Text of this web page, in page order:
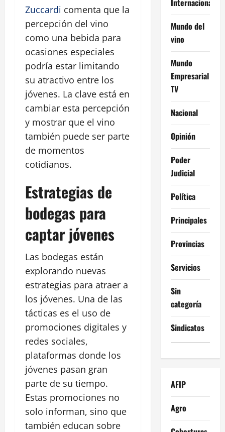
Zuccardi comenta que la
percepción del vino
como una bebida para
ocasiones especiales
podría estar limitando
su atractivo entre los
jóvenes. La clave está en
cambiar esta percepción
y mostrar que el vino
también puede ser parte
de momentos
cotidianos.
Estrategias de
bodegas para
captar jóvenes
Las bodegas están
explorando nuevas
estrategias para atraer a
los jóvenes. Una de las
tácticas es el uso de
promociones digitales y
redes sociales,
plataformas donde los
jóvenes pasan gran
parte de su tiempo.
Estas promociones no
solo informan, sino que
también educan sobre
Mundo del
vino
Mundo
Empresarial
TV
Nacional
Opinión
Poder
Judicial
Política
Principales
Provincias
Servicios
Sin
categoría
Sindicatos
AFIP
Agro